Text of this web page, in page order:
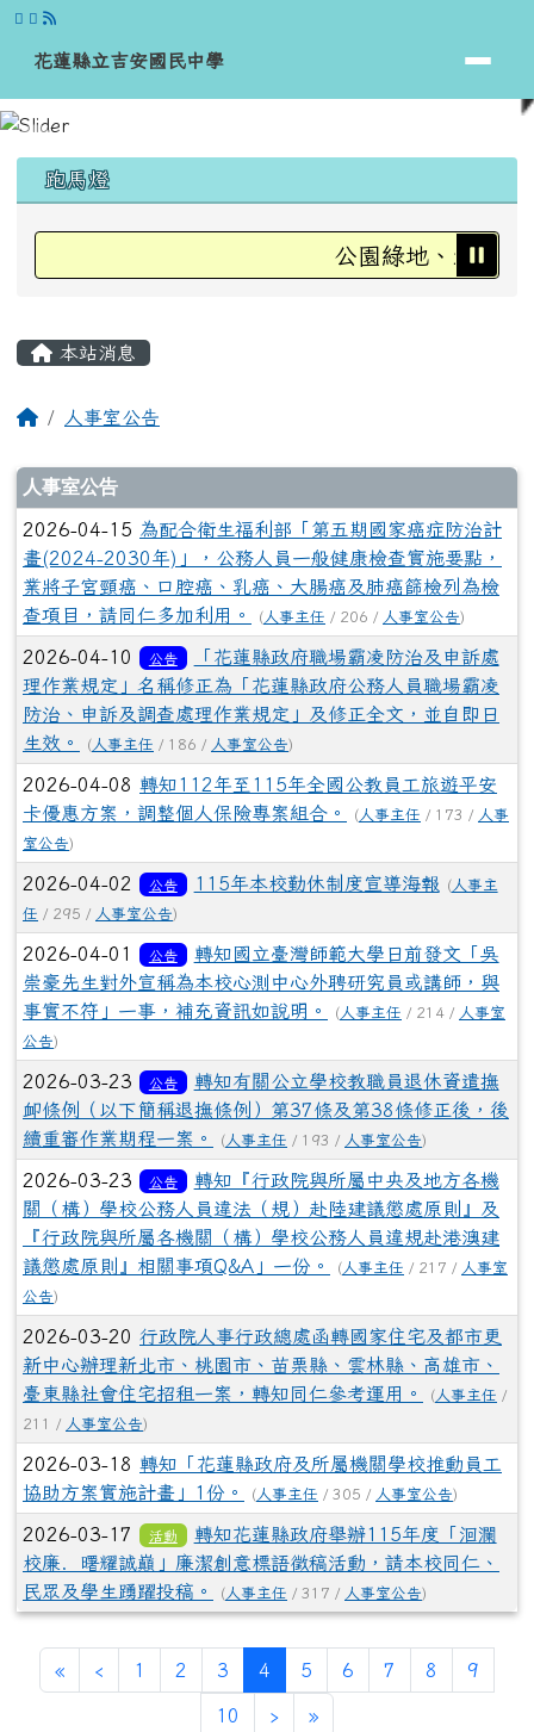
跳至主內容區
花蓮縣立吉安國民中學
花蓮縣立吉安國民中學
上中區域內容
跑馬燈
公園綠地、運動
本站消息
回首頁人事室公告
文章列表
人事室公告
2026-04-15 為配合衛生福利部「第五期國家癌症防治計
畫(2024-2030年)」，公務人員一般健康檢查實施要點，
業將子宮頸癌、口腔癌、乳癌、大腸癌及肺癌篩檢列為檢
查項目，請同仁多加利用。
( 人事主任 / 206 / 人事室公告)
2026-04-10 公告
「花蓮縣政府職場霸凌防治及申訴處
理作業規定」名稱修正為「花蓮縣政府公務人員職場霸凌
防治、申訴及調查處理作業規定」及修正全文，並自即日
生效。
( 人事主任 / 186 / 人事室公告)
2026-04-08 轉知112年至115年全國公教員工旅遊平安
卡優惠方案，調整個人保險專案組合。
( 人事主任 / 173 / 人事
室公告)
2026-04-02 公告 115年本校勤休制度宣導海報 (人事主
任 / 295 / 人事室公告)
2026-04-01 公告
轉知國立臺灣師範大學日前發文「吳
崇豪先生對外宣稱為本校心測中心外聘研究員或講師，與
事實不符」一事，補充資訊如說明。
( 人事主任 / 214 / 人事室
公告)
2026-03-23 公告
轉知有關公立學校教職員退休資遣撫
卹條例（以下簡稱退撫條例）第37條及第38條修正後，後
續重審作業期程一案。
( 人事主任 / 193 / 人事室公告)
2026-03-23 公告
轉知『行政院與所屬中央及地方各機
關（構）學校公務人員違法（規）赴陸建議懲處原則』及
『行政院與所屬各機關（構）學校公務人員違規赴港澳建
議懲處原則』相關事項Q&A」一份。
( 人事主任 / 217 / 人事室
公告)
2026-03-20 行政院人事行政總處函轉國家住宅及都市更
新中心辦理新北市、桃園市、苗栗縣、雲林縣、高雄市、
臺東縣社會住宅招租一案，轉知同仁參考運用。
( 人事主任 /
211 / 人事室公告)
2026-03-18 轉知「花蓮縣政府及所屬機關學校推動員工
協助方案實施計畫」1份。
( 人事主任 / 305 / 人事室公告)
2026-03-17 活動
轉知花蓮縣政府舉辦115年度「洄瀾
校廉．曙耀誠巔」廉潔創意標語徵稿活動，請本校同仁、
民眾及學生踴躍投稿。
( 人事主任 / 317 / 人事室公告)
«第一頁
‹ 上一頁
1 2 3 4 (目前頁次)
5 6 7 8 9
10 ›下一頁
»最後頁
頁尾區域